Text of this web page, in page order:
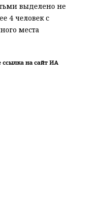
выделено не
4 человек с
места
на сайт ИА